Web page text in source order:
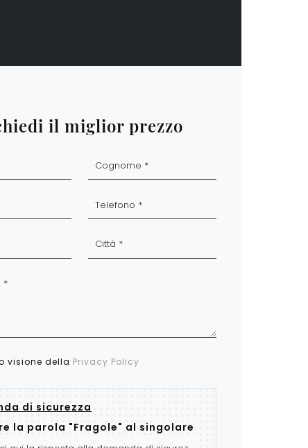
il miglior prezzo
visione della Privacy Policy
di sicurezza
la parola "Fragole" al singolare